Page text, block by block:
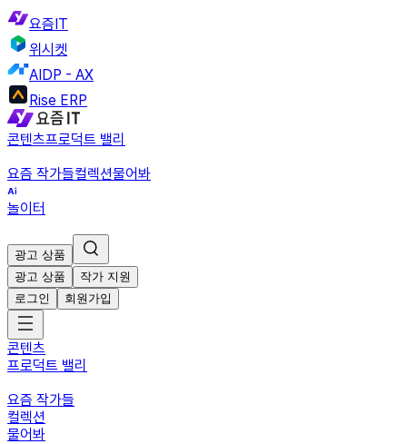
요즘IT
위시켓
AIDP - AX
Rise ERP
콘텐츠프로덕트 밸리
요즘 작가들컬렉션물어봐
놀이터
광고 상품
광고 상품
작가 지원
로그인
회원가입
콘텐츠
프로덕트 밸리
요즘 작가들
컬렉션
물어봐